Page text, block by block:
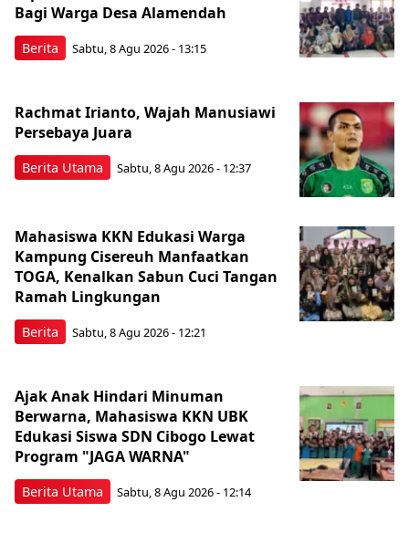
Berita
Bagi Warga Desa Alamendah
Sabtu, 8 Agu 2026 - 13:15
Berita Utama
Rachmat Irianto, Wajah Manusiawi
Persebaya Juara
Sabtu, 8 Agu 2026 - 12:37
Berita
Mahasiswa KKN Edukasi Warga
Kampung Cisereuh Manfaatkan
TOGA, Kenalkan Sabun Cuci Tangan
Ramah Lingkungan
Sabtu, 8 Agu 2026 - 12:21
Berita Utama
Ajak Anak Hindari Minuman
Berwarna, Mahasiswa KKN UBK
Edukasi Siswa SDN Cibogo Lewat
Program "JAGA WARNA"
Sabtu, 8 Agu 2026 - 12:14